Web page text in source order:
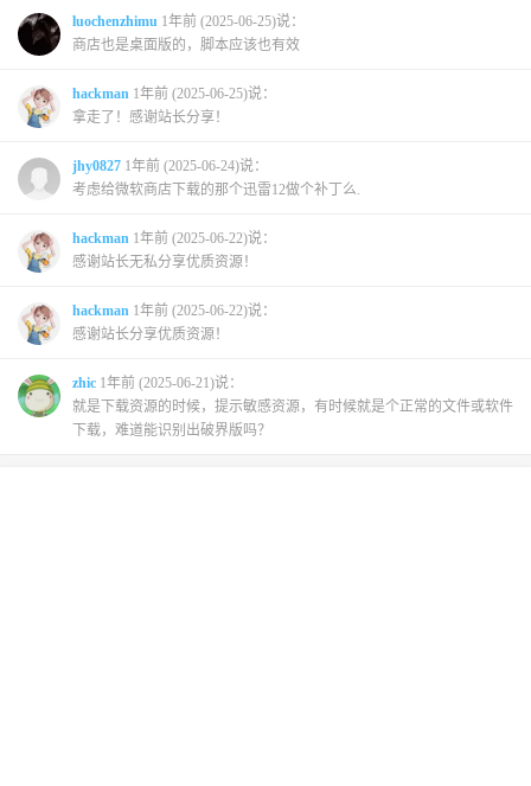
luochenzhimu 1年前 (2025-06-25)说：
商店也是桌面版的，脚本应该也有效
hackman 1年前 (2025-06-25)说：
拿走了！感谢站长分享！
jhy0827 1年前 (2025-06-24)说：
考虑给微软商店下载的那个迅雷12做个补丁么.
hackman 1年前 (2025-06-22)说：
感谢站长无私分享优质资源！
hackman 1年前 (2025-06-22)说：
感谢站长分享优质资源！
zhic 1年前 (2025-06-21)说：
就是下载资源的时候，提示敏感资源，有时候就是个正常的文件或软件
下载，难道能识别出破界版吗？